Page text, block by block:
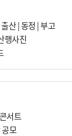
…전교생 24명 아
경유지’ 된 부산…
찰, 방치사건 해결 부
출산|동정 |부고
행사진
서트
공모